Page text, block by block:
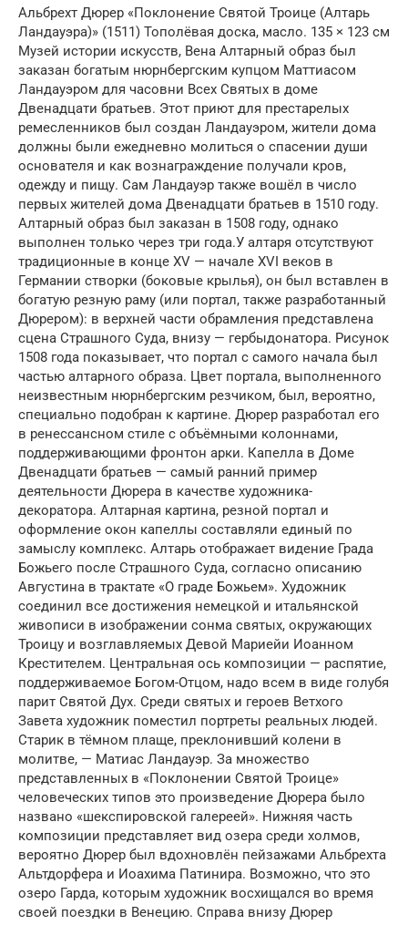
Альбрехт Дюрер «Поклонение Святой Троице (Алтарь
Ландауэра)» (1511) Тополёвая доска, масло. 135 × 123 см
Музей истории искусств, Вена Алтарный образ был
заказан богатым нюрнбергским купцом Маттиасом
Ландауэром для часовни Всех Святых в доме
Двенадцати братьев. Этот приют для престарелых
ремесленников был создан Ландауэром, жители дома
должны были ежедневно молиться о спасении души
основателя и как вознаграждение получали кров,
одежду и пищу. Сам Ландауэр также вошёл в число
первых жителей дома Двенадцати братьев в 1510 году.
Алтарный образ был заказан в 1508 году, однако
выполнен только через три года.У алтаря отсутствуют
традиционные в конце XV — начале XVI веков в
Германии створки (боковые крылья), он был вставлен в
богатую резную раму (или портал, также разработанный
Дюрером): в верхней части обрамления представлена
сцена Страшного Суда, внизу — гербыдонатора. Рисунок
1508 года показывает, что портал с самого начала был
частью алтарного образа. Цвет портала, выполненного
неизвестным нюрнбергским резчиком, был, вероятно,
специально подобран к картине. Дюрер разработал его
в ренессансном стиле с объёмными колоннами,
поддерживающими фронтон арки. Капелла в Доме
Двенадцати братьев — самый ранний пример
деятельности Дюрера в качестве художника-
декоратора. Алтарная картина, резной портал и
оформление окон капеллы составляли единый по
замыслу комплекс. Алтарь отображает видение Града
Божьего после Страшного Суда, согласно описанию
Августина в трактате «О граде Божьем». Художник
соединил все достижения немецкой и итальянской
живописи в изображении сонма святых, окружающих
Троицу и возглавляемых Девой Мариейи Иоанном
Крестителем. Центральная ось композиции — распятие,
поддерживаемое Богом-Отцом, надо всем в виде голубя
парит Святой Дух. Среди святых и героев Ветхого
Завета художник поместил портреты реальных людей.
Старик в тёмном плаще, преклонивший колени в
молитве, — Матиас Ландауэр. За множество
представленных в «Поклонении Святой Троице»
человеческих типов это произведение Дюрера было
названо «шекспировской галереей». Нижняя часть
композиции представляет вид озера среди холмов,
вероятно Дюрер был вдохновлён пейзажами Альбрехта
Альтдорфера и Иоахима Патинира. Возможно, что это
озеро Гарда, которым художник восхищался во время
своей поездки в Венецию. Справа внизу Дюрер